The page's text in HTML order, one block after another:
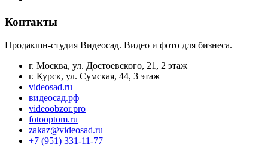
Контакты
Продакшн-студия Видеосад. Видео и фото для бизнеса.
г. Москва, ул. Достоевского, 21, 2 этаж
г. Курск, ул. Сумская, 44, 3 этаж
videosad.ru
видеосад.рф
videoobzor.pro
fotooptom.ru
zakaz@videosad.ru
+7 (951) 331-11-77